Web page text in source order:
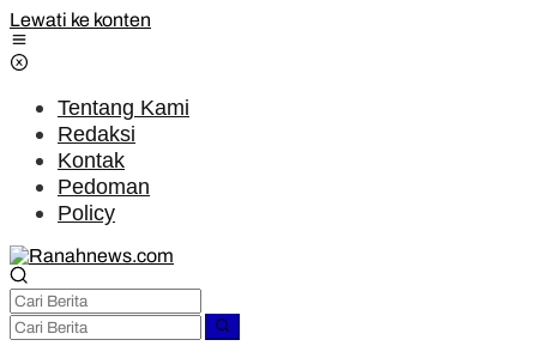
Lewati ke konten
Tentang Kami
Redaksi
Kontak
Pedoman
Policy